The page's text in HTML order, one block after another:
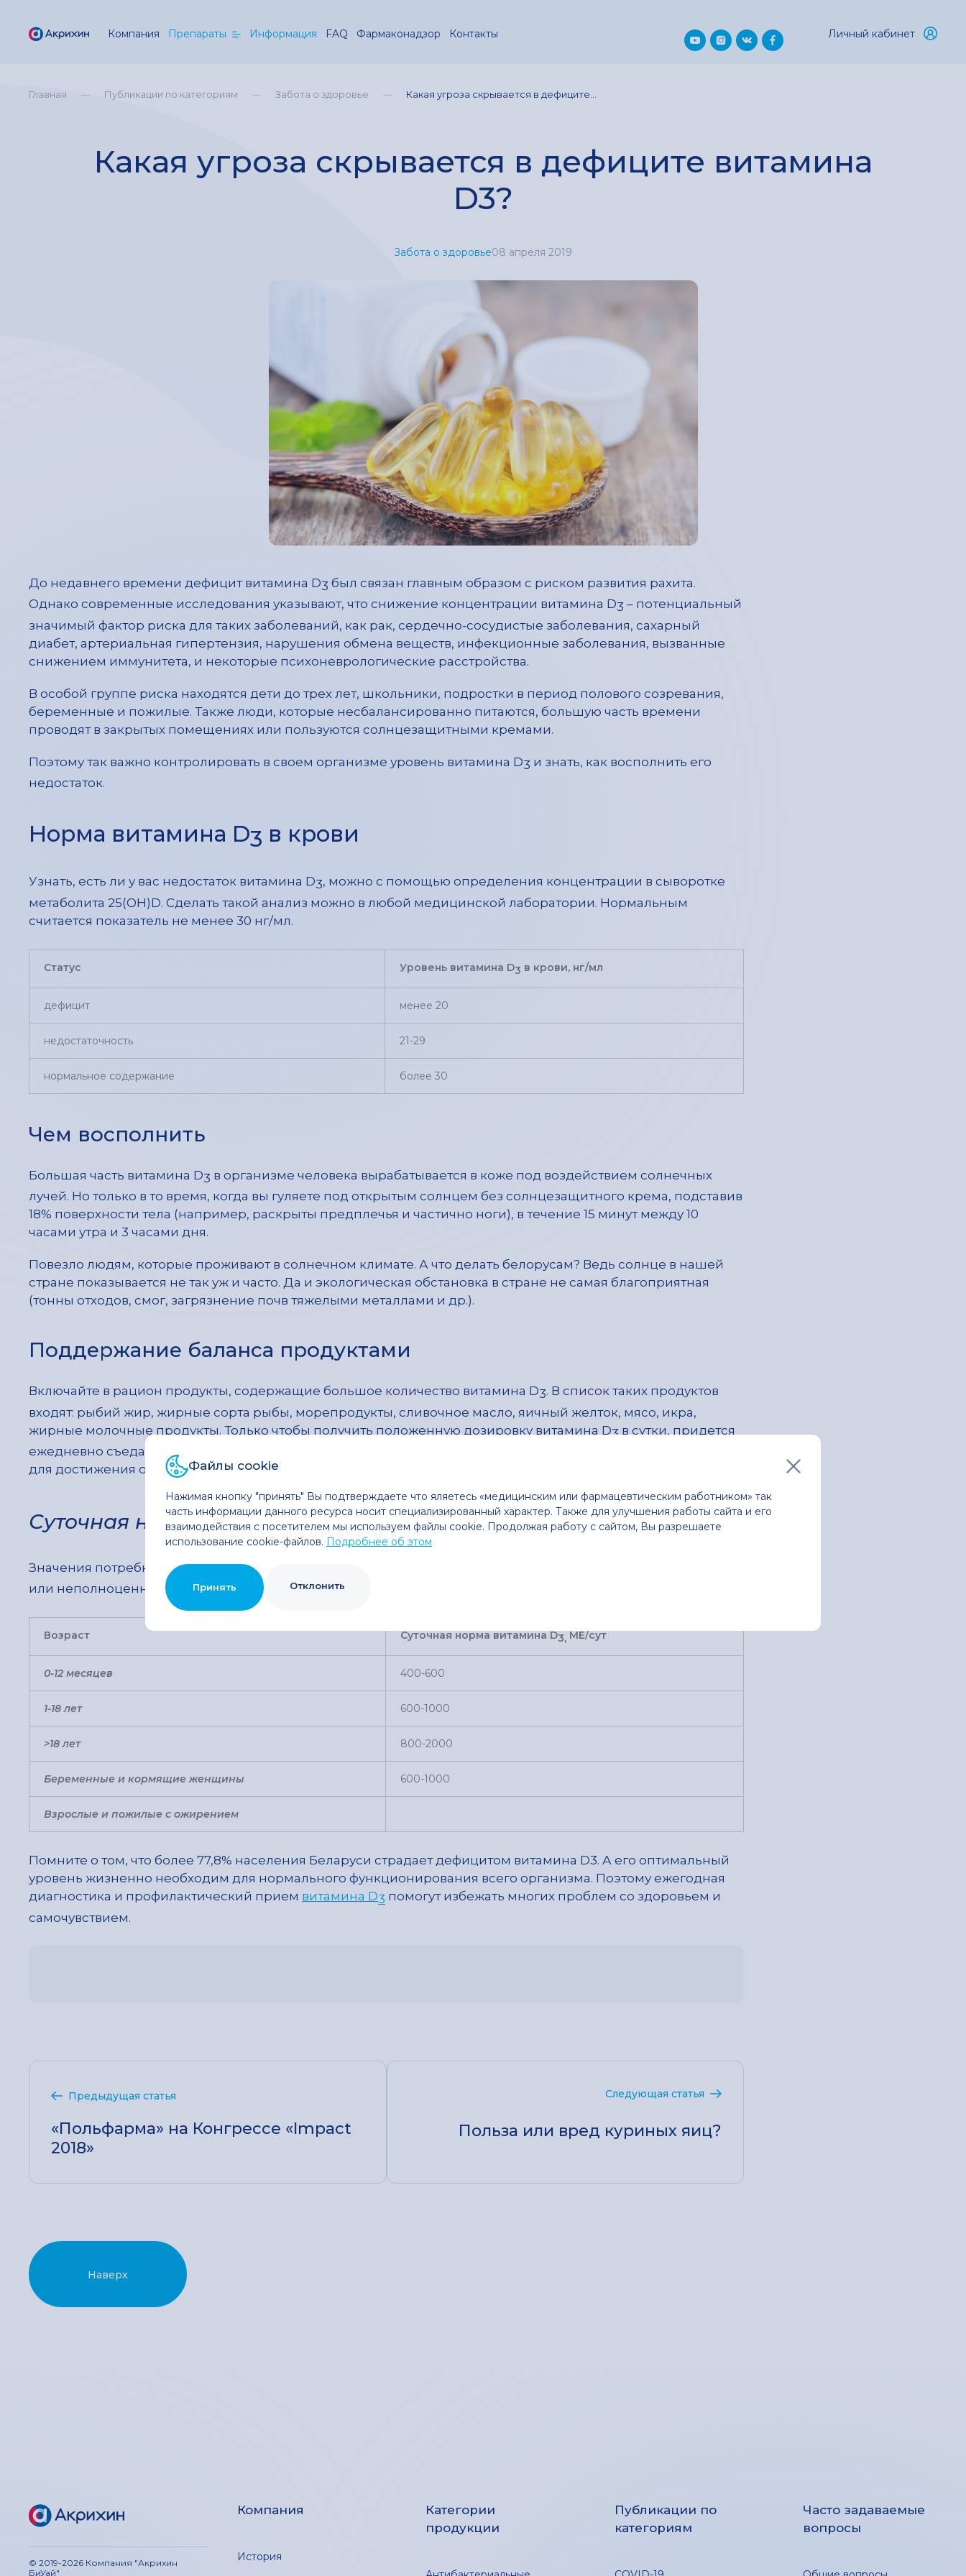
Компания Препараты Информация FAQ Фармаконадзор Контакты Личный кабинет
Главная Публикации по категориям Забота о здоровье Какая угроза скрывается в дефиците...
Какая угроза скрывается в дефиците витамина
D3?
Забота о здоровье08 апреля 2019
До недавнего времени дефицит витамина D3 был связан главным образом с риском развития рахита.
Однако современные исследования указывают, что снижение концентрации витамина D3 – потенциальный
значимый фактор риска для таких заболеваний, как рак, сердечно-сосудистые заболевания, сахарный
диабет, артериальная гипертензия, нарушения обмена веществ, инфекционные заболевания, вызванные
снижением иммунитета, и некоторые психоневрологические расстройства.
В особой группе риска находятся дети до трех лет, школьники, подростки в период полового созревания,
беременные и пожилые. Также люди, которые несбалансированно питаются, большую часть времени
проводят в закрытых помещениях или пользуются солнцезащитными кремами.
Поэтому так важно контролировать в своем организме уровень витамина D3 и знать, как восполнить его
недостаток.
Норма витамина D3 в крови
Узнать, есть ли у вас недостаток витамина D3, можно с помощью определения концентрации в сыворотке
метаболита 25(OH)D. Сделать такой анализ можно в любой медицинской лаборатории. Нормальным
считается показатель не менее 30 нг/мл.
Статус Уровень витамина D3 в крови, нг/мл
дефицит менее 20
недостаточность 21-29
нормальное содержание более 30
Чем восполнить
Большая часть витамина D3 в организме человека вырабатывается в коже под воздействием солнечных
лучей. Но только в то время, когда вы гуляете под открытым солнцем без солнцезащитного крема, подставив
18% поверхности тела (например, раскрыты предплечья и частично ноги), в течение 15 минут между 10
часами утра и 3 часами дня.
Повезло людям, которые проживают в солнечном климате. А что делать белорусам? Ведь солнце в нашей
стране показывается не так уж и часто. Да и экологическая обстановка в стране не самая благоприятная
(тонны отходов, смог, загрязнение почв тяжелыми металлами и др.).
Поддержание баланса продуктами
Включайте в рацион про­дукты, содержащие большое количество витами­на D3. В список таких продуктов
входят: рыбий жир, жирные сорта рыбы, морепродукты, сливочное масло, яичный желток, мясо, икра,
жирные молочные продукты. Только чтобы получить положенную дозировку витамина D3 в сутки, придется
ежедневно съедать не менее 200 г жирной рыбы или 30 яичных желтков, что проблематично. В таком случае
для достижения оптимального статуса витамина D
Суточная норма витаминаD3в препаратах
Значения потребности в витамине D
или неполноценного питания необходимо принимать более высокие дозы.
Возраст Суточная норма витаминаD3, МЕ/сут
0-12 месяцев 400-600
1-18 лет 600-1000
>18 лет 800-2000
Беременные и кормящие женщины 600-1000
Взрослые и пожилые с ожирением
Помните о том, что более 77,8% населения Беларуси страдает дефицитом витамина D3. А его оптимальный
уровень жизненно необходим для нормального функционирования всего организма. Поэтому ежегодная
диагностика и профилактический прием витамина D3 помогут избежать многих проблем со здоровьем и
самочувствием.
Предыдущая статья
«Польфарма» на Конгрессе «Impact
2018»
Следующая статья
Польза или вред куриных яиц?
Наверх
© 2019-2026 Компания "Акрихин
БиУай"
Компания
История
Категории
продукции
Публикации по
категориям
Часто задаваемые
вопросы
Файлы cookie
Нажимая кнопку "принять" Вы подтверждаете что яляетесь «медицинским или фармацевтическим работником» так
часть информации данного ресурса носит специализированный характер. Также для улучшения работы сайта и его
взаимодействия с посетителем мы используем файлы cookie. Продолжая работу с сайтом, Вы разрешаете
использование cookie-файлов. Подробнее об этом
Принять Отклонить